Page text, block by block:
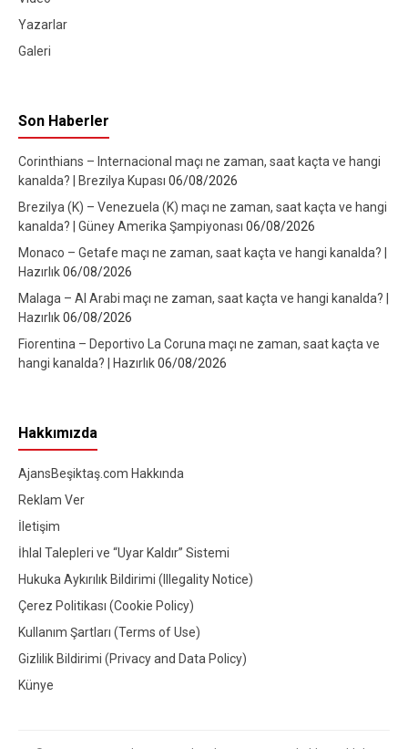
Yazarlar
Galeri
Son Haberler
Corinthians – Internacional maçı ne zaman, saat kaçta ve hangi
kanalda? | Brezilya Kupası 06/08/2026
Brezilya (K) – Venezuela (K) maçı ne zaman, saat kaçta ve hangi
kanalda? | Güney Amerika Şampiyonası 06/08/2026
Monaco – Getafe maçı ne zaman, saat kaçta ve hangi kanalda? |
Hazırlık06/08/2026
Malaga – Al Arabi maçı ne zaman, saat kaçta ve hangi kanalda? |
Hazırlık06/08/2026
Fiorentina – Deportivo La Coruna maçı ne zaman, saat kaçta ve
hangi kanalda? | Hazırlık06/08/2026
Hakkımızda
AjansBeşiktaş.com Hakkında
Reklam Ver
İletişim
İhlal Talepleri ve “Uyar Kaldır” Sistemi
Hukuka Aykırılık Bildirimi (Illegality Notice)
Çerez Politikası (Cookie Policy)
Kullanım Şartları (Terms of Use)
Gizlilik Bildirimi (Privacy and Data Policy)
Künye